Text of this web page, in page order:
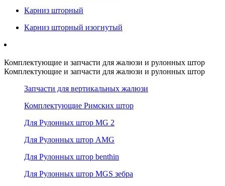
Карниз шторный
Карниз шторный изогнутый
Комплектующие и запчасти для жалюзи и рулонных штор
Комплектующие и запчасти для жалюзи и рулонных штор
Запчасти для вертикальных жалюзи
Комплектующие Римских штор
Для Рулонных штор MG 2
Для Рулонных штор AMG
Для Рулонных штор benthin
Для Рулонных штор MGS зебра